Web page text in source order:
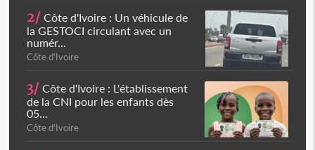
2/ Côte d'Ivoire : Un véhicule de
la GESTOCI circulant avec un
numér...
Côte d'Ivoire
3/ Côte d'Ivoire : L'établissement
de la CNI pour les enfants dès
05...
Côte d'Ivoire